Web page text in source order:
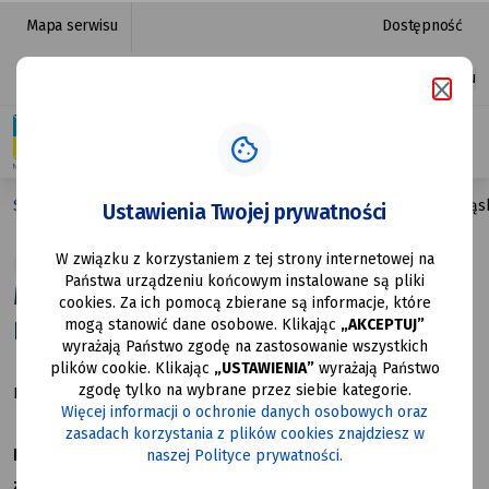
przejdź do nawigacji strony
przejdź do treści strony
przejdź do stopki strony
Mysłowice
uczczą
Narodowy
Dzień
Powstań
Śląskich
Mapa serwisu Dostępność
Ułatwienia dostępu
Platforma zakupowa
Strona główna Mysłowice uczczą Narodowy Dzień Powstań
Kultura Samorząd
Mysłowice uczczą Narodowy Dzień
Powstań Śląskich
Data utworzenia: 16.06.2026
Prezydent Miasta Mysłowice Dariusz Wójtowicz
Ustawienia Twojej prywatności
W związku z korzystaniem z tej strony internetowej na
Państwa urządzeniu końcowym instalowane są pliki
cookies. Za ich pomocą zbierane są informacje, które
mogą stanowić dane osobowe. Klikając „AKCEPTUJ”
wyrażają Państwo zgodę na zastosowanie wszystkich
plików cookie. Klikając „USTAWIENIA”wyrażają Państwo
zgodę tylko na wybrane przez siebie kategorie.
Więcej informacji o ochronie danych osobowych oraz
zasadach korzystania z plików cookies znajdziesz w
naszej Polityce prywatności.